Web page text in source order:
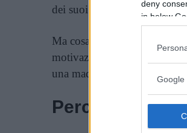
deny
in below
Google
dei suoi stessi figli.
Ma cosa può spingere un
motivazioni (se vogliamo
una madre?
Perché un